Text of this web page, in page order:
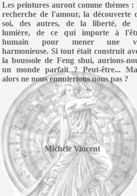
Les peintures auront comme thèmes :
recherche de l'amour, la découverte
soi, des autres, de la liberté, de
lumière, de ce qui importe à
humain pour mener une
harmonieuse. Si tout était construit
la boussole de Feng shui, aurions-
un monde parfait ? Peut-être...
alors ne nous ennuierions nous pas ?
Michèle Vincent